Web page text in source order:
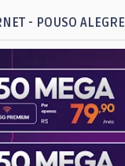
- POUSO ALEGRE